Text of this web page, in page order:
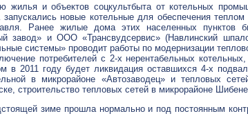
и объектов соцкультбыта от котельных
новые котельные для обеспечения
Ранее жилые дома этих населенных пунктов
завод» и ООО «Трансвудсервис» (Навлинский
системы» проводит работы по модернизации
потребителей с 2-х нерентабельных
в 2011 году будет ликвидация оставшихся 4-х
в микрорайоне «Автозаводец» и тепловых
строительство тепловых сетей в микрорайоне
зиме прошла нормально и под постоянным